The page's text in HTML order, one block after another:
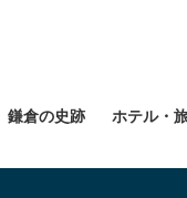
鎌倉の史跡 ホテル・